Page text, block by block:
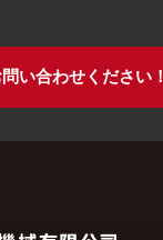
問い合わせください！